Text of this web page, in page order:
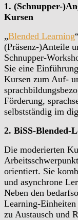
1. (Schnupper-
Kursen
„Blended Learning
(Präsenz-)Anteile
Schnupper-
Sie eine
Kursen zum Auf-
Förderung,
selbstständig im
2. BiSS-Blended-
Die moderierten
orientiert. Sie
und asynchrone
Neben den
Learning-
zu Austausch und